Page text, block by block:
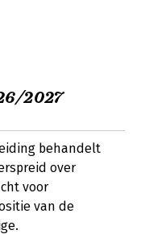
2027
behandelt
over
voor
van de